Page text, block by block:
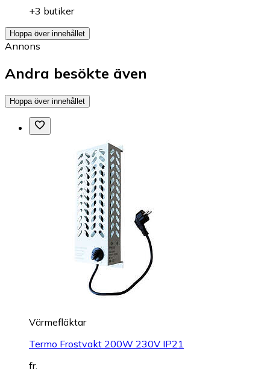
+3 butiker
Hoppa över innehållet
Annons
Andra besökte även
Hoppa över innehållet
Värmefläktar
Termo Frostvakt 200W 230V IP21
fr.